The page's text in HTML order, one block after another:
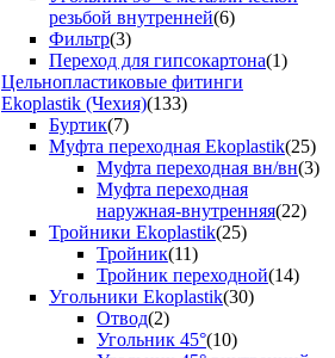
резьбой внутренней(6)
Фильтр(3)
Переход для гипсокартона(1)
Цельнопластиковые фитинги
Ekoplastik (Чехия)(133)
Буртик(7)
Муфта переходная Ekoplastik(25)
Муфта переходная вн/вн(3)
Муфта переходная
наружная-внутренняя(22)
Тройники Ekoplastik(25)
Тройник(11)
Тройник переходной(14)
Угольники Ekoplastik(30)
Отвод(2)
Угольник 45°(10)